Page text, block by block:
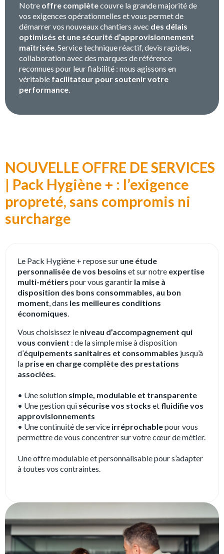
Notre offre complètecouvre la grande majorité de
vos exigences opérationnelles et vous permet de
démarrer vos nouveaux chantiers avec des délais
optimisés et une sécurité d’approvisionnement
maîtrisée. Service technique réactif, devis rapides,
collaboration avec des marques de référence
reconnues pour leur fiabilité : nous agissons en
véritable facilitateur pour soutenir votre
performance.
NOUVELLE OFFRE DE SERVICES
| Pack Hygiène + : l’exigence
propreté, sans compromis ni
surcharge
Le Pack Hygiène + repose sur une étude
personnalisée de vos besoins et sur notre expertise
multi-métiers pour vous garantir la mise à
disposition des bons consommables, au bon
moment, dans les meilleures conditions
économiques.
Vous choisissez le niveau d’accompagnement qui
vous convient : de la simple mise à disposition
d’équipements sanitaires et consommables jusqu’à
la prise en charge complète des prestations
associées.
• Une solution simple, modulable et transparente
• Une gestion qui sécurise vos stocks et fluidifie vos
approvisionnements
• Une continuité de service irréprochablepour vous
permettre de vous concentrer sur votre cœur de métier.
Une offre modulable et personnalisable pour s’adapter
à toutes vos contraintes.